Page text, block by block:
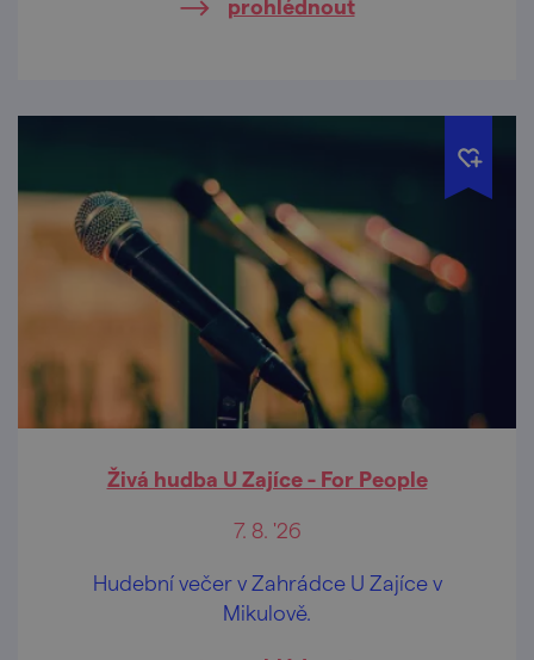
prohlédnout
Živá hudba U Zajíce - For People
7. 8. '26
Hudební večer v Zahrádce U Zajíce v
Mikulově.